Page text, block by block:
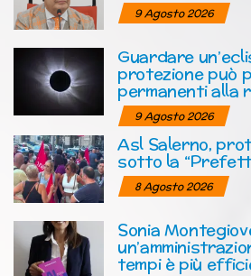
9 Agosto 2026
Guardare
protezione può
permanenti alla
9 Agosto 2026
Asl Salerno,
sotto la
8 Agosto 2026
Sonia
tempi è più